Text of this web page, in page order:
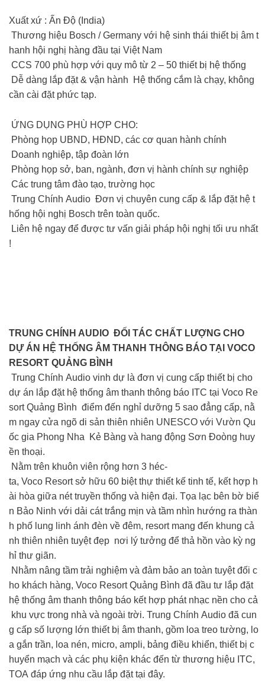
Xuất xứ : Ấn Độ (India)
Thương hiệu Bosch / Germany với hệ sinh thái thiết bị âm t
hanh hội nghị hàng đầu tại Việt Nam
CCS 700 phù hợp với quy mô từ 2 – 50 thiết bị hệ thống
Dễ dàng lắp đặt & vận hành Hệ thống cắm là chạy, không
cần cài đặt phức tạp.
ỨNG DỤNG PHÙ HỢP CHO:
Phòng họp UBND, HĐND, các cơ quan hành chính
Doanh nghiệp, tập đoàn lớn
Phòng họp sở, ban, ngành, đơn vị hành chính sự nghiệp
Các trung tâm đào tạo, trường học
Trung Chính Audio Đơn vị chuyên cung cấp & lắp đặt hệ t
hống hội nghị Bosch trên toàn quốc.
Liên hệ ngay để được tư vấn giải pháp hội nghị tối ưu nhất
!
TRUNG CHÍNH AUDIO ĐỐI TÁC CHẤT LƯỢNG CHO
DỰ ÁN HỆ THỐNG ÂM THANH THÔNG BÁO TẠI VOCO
RESORT QUẢNG BÌNH
Trung Chính Audio vinh dự là đơn vị cung cấp thiết bị cho
dự án lắp đặt hệ thống âm thanh thông báo ITC tại Voco Re
sort Quảng Bình điểm đến nghỉ dưỡng 5 sao đẳng cấp, nằ
m ngay cửa ngõ di sản thiên nhiên UNESCO với Vườn Qu
ốc gia Phong Nha Kẻ Bàng và hang động Sơn Đoòng huy
ền thoại.
Nằm trên khuôn viên rộng hơn 3 héc-
ta, Voco Resort sở hữu 60 biệt thự thiết kế tinh tế, kết hợp h
ài hòa giữa nét truyền thống và hiện đại. Tọa lạc bên bờ biể
n Bảo Ninh với dải cát trắng mịn và tầm nhìn hướng ra thàn
h phố lung linh ánh đèn về đêm, resort mang đến khung cả
nh thiên nhiên tuyệt đẹp nơi lý tưởng để thả hồn vào kỳ ng
hỉ thư giãn.
Nhằm nâng tầm trải nghiệm và đảm bảo an toàn tuyệt đối c
ho khách hàng, Voco Resort Quảng Bình đã đầu tư lắp đặt
hệ thống âm thanh thông báo kết hợp phát nhạc nền cho cả
khu vực trong nhà và ngoài trời. Trung Chính Audio đã cun
g cấp số lượng lớn thiết bị âm thanh, gồm loa treo tường, lo
a gắn trần, loa nén, micro, ampli, bảng điều khiển, thiết bị c
huyển mạch và các phụ kiện khác đến từ thương hiệu ITC,
TOA đáp ứng nhu cầu lắp đặt tại đây.